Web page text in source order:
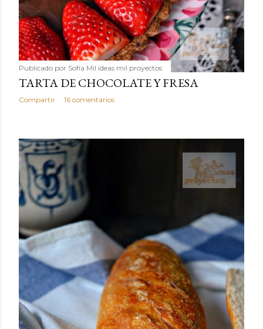
Publicado por Sofía Mil ideas mil proyectos
TARTA DE CHOCOLATE Y FRESA
Compartir 16 comentarios